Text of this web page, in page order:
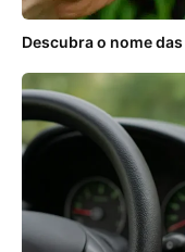
Descubra o nome